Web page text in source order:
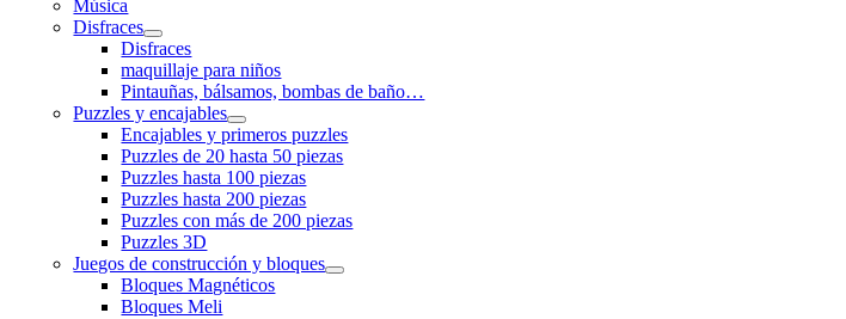
Música
Disfraces
Disfraces
maquillaje para niños
Pintauñas, bálsamos, bombas de baño…
Puzzles y encajables
Encajables y primeros puzzles
Puzzles de 20 hasta 50 piezas
Puzzles hasta 100 piezas
Puzzles hasta 200 piezas
Puzzles con más de 200 piezas
Puzzles 3D
Juegos de construcción y bloques
Bloques Magnéticos
Bloques Meli